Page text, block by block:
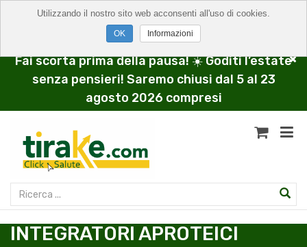
Fai scorta prima della pausa! ☀️ Goditi l’estate
senza pensieri! Saremo chiusi dal 5 al 23
agosto 2026 compresi
INTEGRATORI APROTEICI
Utilizzando il nostro sito web acconsenti all'uso di cookies.
Informazioni